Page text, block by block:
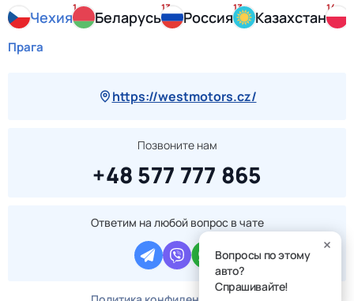
Чехия
1
Беларусь
13
Россия
13
Казахстан
14
Прага
https://westmotors.cz/
Позвоните нам
+48 577 777 865
Ответим на любой вопрос в чате
Вопросы по этому
авто?
Спрашивайте!